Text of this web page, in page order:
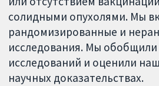
солидными опухолями. Мы
рандомизированные и
исследования. Мы обобщили
исследований и оценили
научных доказательствах.